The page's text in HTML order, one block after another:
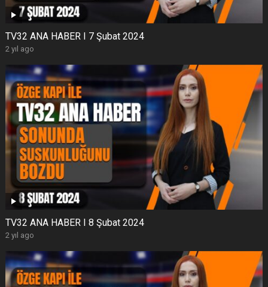
TV32 ANA HABER I 7 Şubat 2024
2 yıl ago
TV32 ANA HABER I 8 Şubat 2024
2 yıl ago